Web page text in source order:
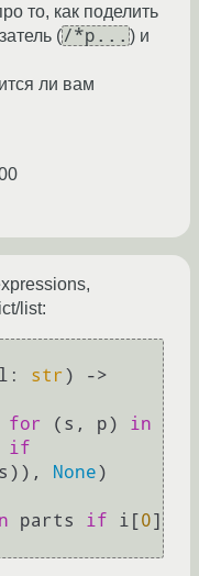
то, как поделить
(/*p... ) и
ли вам
list:
str) ->
for (s, p)
in
if
None)
parts if i[0]